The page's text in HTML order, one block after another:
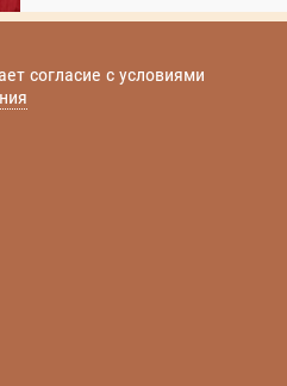
согласие с условиями